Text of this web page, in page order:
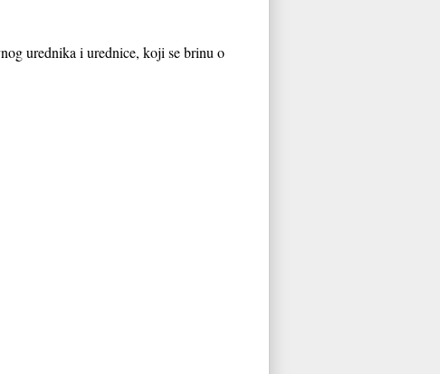
urednika i urednice, koji se brinu o